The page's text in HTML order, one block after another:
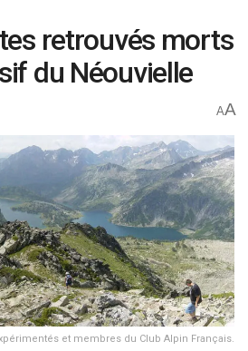
retrouvés morts
du Néouvielle
AA
et membres du Club Alpin Français.